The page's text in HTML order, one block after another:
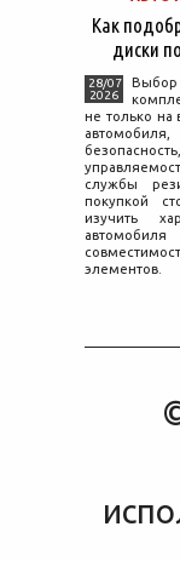
Как
диски
28/07
2026
не только на
безопасность,
службы
покупкой
изучить
элементов.